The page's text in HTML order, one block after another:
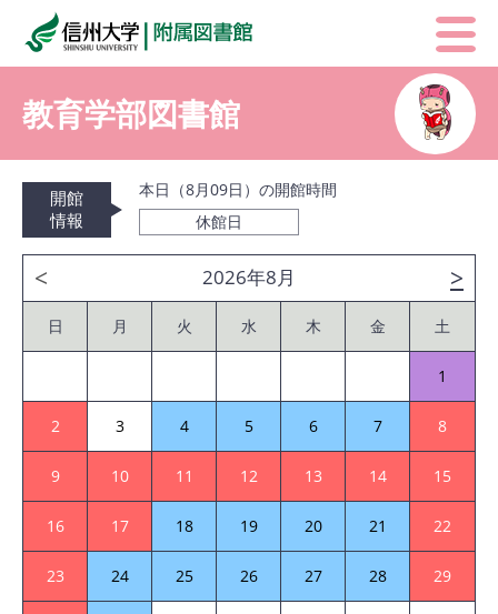
教育学部図書館
開館
情報
本日（8月09日）の開館時間
休館日
< 2026年8月 >
日 月 火 水 木 金 土
1
2 3 4 5 6 7 8
9 10 11 12 13 14 15
16 17 18 19 20 21 22
23 24 25 26 27 28 29